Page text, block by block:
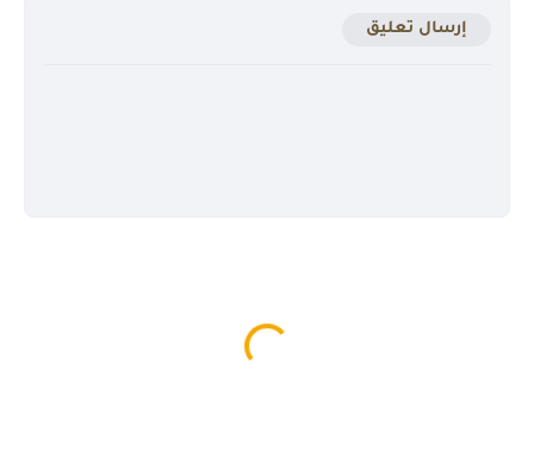
إرسال تعليق